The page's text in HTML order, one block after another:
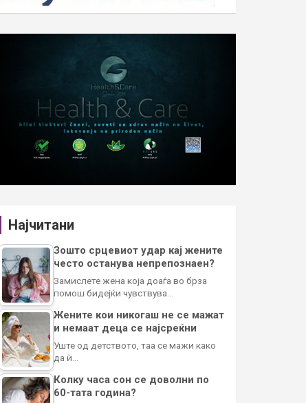
Најчитани
Зошто срцевиот удар кај жените
често останува непрепознаен?
Замислете жена која доаѓа во брза
помош бидејќи чувствува…
Жените кои никогаш не се мажат
и немаат деца се најсреќни
Уште од детството, таа се мажи како
да ѝ…
Колку часа сон се доволни по
60-тата година?